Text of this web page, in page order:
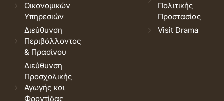
Οικονομικών
Υπηρεσιών
Διεύθυνση
Περιβάλλοντος
& Πρασίνου
Διεύθυνση
Προσχολικής
Αγωγής και
Φροντίδας
Πολιτικής
Προστασίας
Visit Drama